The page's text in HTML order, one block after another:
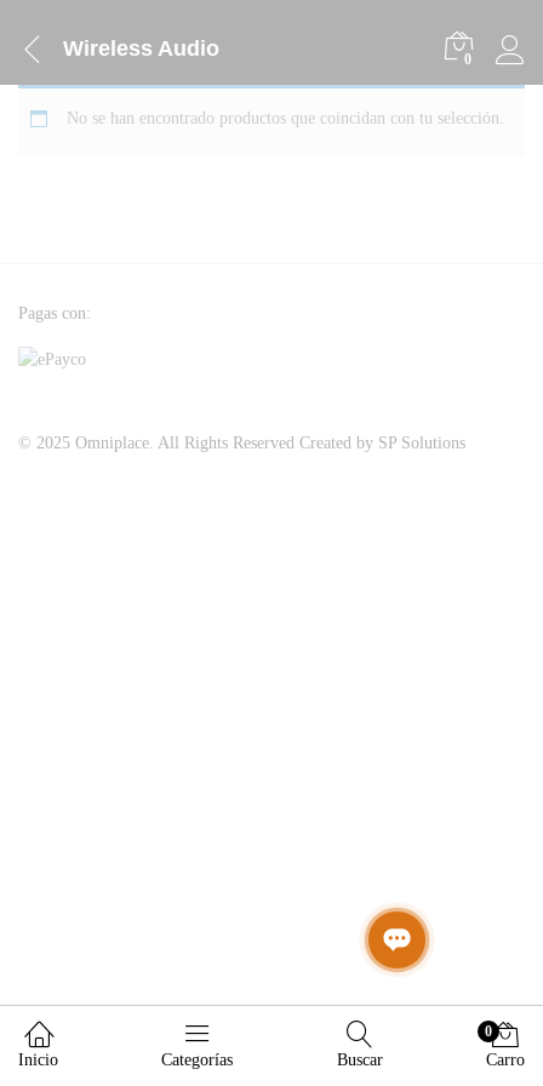
Wireless Audio 0
No se han encontrado productos que coincidan con tu selección.
© 2025 Omniplace. All Rights Reserved Created by SP Solutions
Pagas con:
Inicio Categorías Buscar
0
Carro